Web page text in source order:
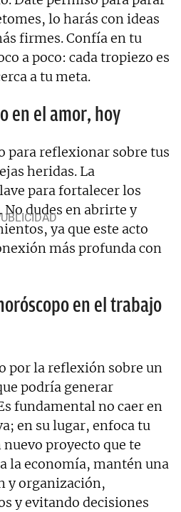
lo harás con ideas
firmes. Confía en tu
a poco: cada tropiezo es
a tu meta.
en el amor, hoy
para reflexionar sobre tus
heridas. La
para fortalecer los
dudes en abrirte y
ya que este acto
más profunda con
en el trabajo
por la reflexión sobre un
podría generar
fundamental no caer en
en su lugar, enfoca tu
proyecto que te
la economía, mantén una
y organización,
y evitando decisiones